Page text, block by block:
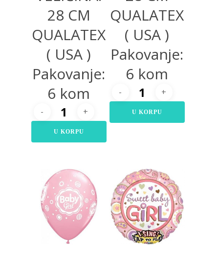
28 CM
QUALATEX
( USA )
Pakovanje:
6 kom
U KORPU
QUALATEX
( USA )
Pakovanje:
6 kom
U KORPU
360,00RSD 1.300,00RSD